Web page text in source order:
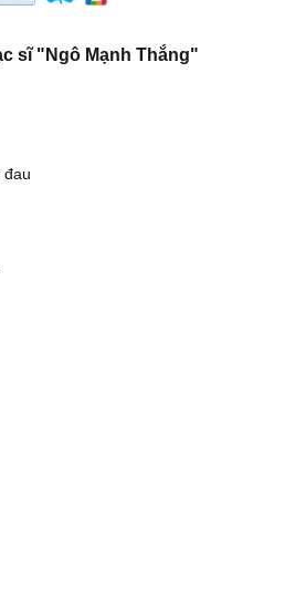
sĩ "Ngô Mạnh Thắng"